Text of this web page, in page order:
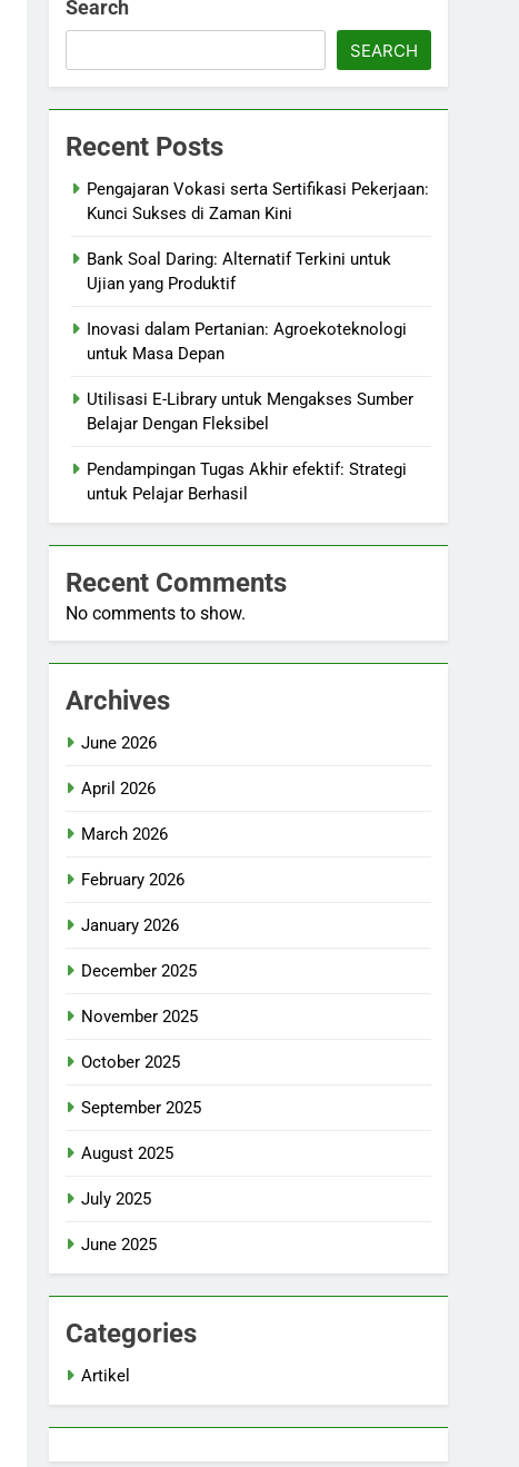
Search
SEARCH
Recent Posts
Pengajaran Vokasi serta Sertifikasi Pekerjaan:
Kunci Sukses di Zaman Kini
Bank Soal Daring: Alternatif Terkini untuk
Ujian yang Produktif
Inovasi dalam Pertanian: Agroekoteknologi
untuk Masa Depan
Utilisasi E-Library untuk Mengakses Sumber
Belajar Dengan Fleksibel
Pendampingan Tugas Akhir efektif: Strategi
untuk Pelajar Berhasil
Recent Comments
No comments to show.
Archives
June 2026
April 2026
March 2026
February 2026
January 2026
December 2025
November 2025
October 2025
September 2025
August 2025
July 2025
June 2025
Categories
Artikel